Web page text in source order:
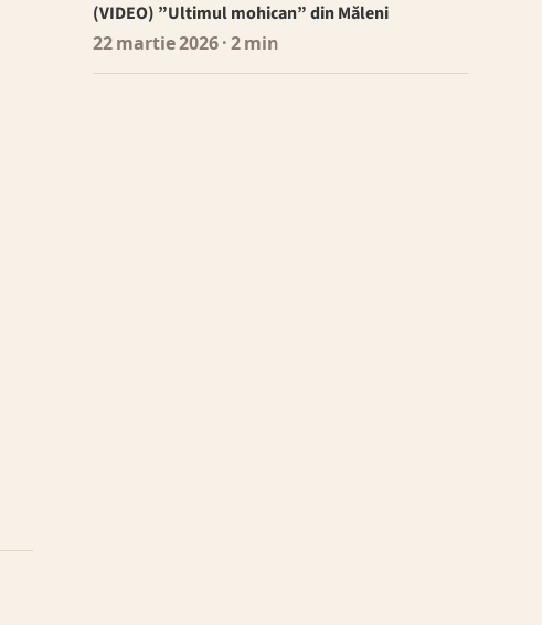
(VIDEO) ”Ultimul mohican” din Măleni
22 martie 2026· 2 min